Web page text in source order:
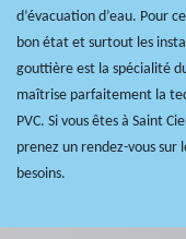
d’évacuation d’eau. Pour
bon état et surtout les
gouttière est la spécialité
maîtrise parfaitement la
PVC. Si vous êtes à Saint
prenez un rendez-vous
besoins.